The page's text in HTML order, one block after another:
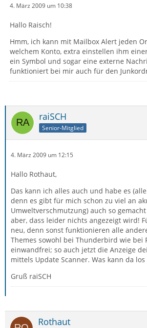
4. März 2009 um 10:38
Hallo Raisch!
Hmm, ich kann mit Mailbox Alert jeden
welchem Konto, extra einstellen ihm
ein Symbol und sogar eine externe
funktioniert bei mir auch für den
raiSCH
Senior-Mitglied
4. März 2009 um 12:15
Hallo Rothaut,
Das kann ich alles auch und habe es
denn es gibt für mich schon zu viel an
Umweltverschmutzung) auch so
aber, dass leider nichts angezeigt wird!
neu, denn sonst funktionieren alle
Themes sowohl bei Thunderbird wie bei
einwandfrei; so auch jetzt die Anzeige
mittels Update Scanner. Was kann da los
Gruß raiSCH
Rothaut